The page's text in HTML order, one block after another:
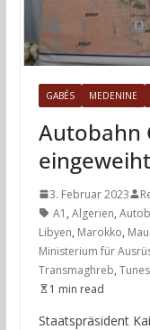
GABÉS MEDENINE
Autobahn
eingeweiht
3. Februar 2023
A1 , Algerien,
Libyen, Marokko,
Ministerium für
Transmaghreb,
1 min read
Staatspräsident